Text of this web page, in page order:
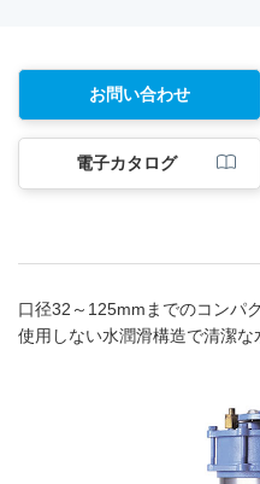
お問い合わせ
電子カタログ
口径32～125mmまでのコンパ
使用しない水潤滑構造で清潔な